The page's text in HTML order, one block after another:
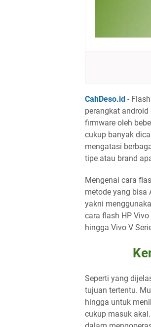
CahDeso.id -
perangkat
firmware oleh
cukup banyak
mengatasi
tipe atau brand
Mengenai cara
metode yang bisa
yakni
cara flash HP Vivo
hingga Vivo V
Seperti yang
tujuan tertentu.
hingga untuk
cukup masuk